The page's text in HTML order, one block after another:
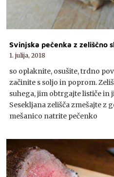
Svinjska pečenka z zeliščno
1. julija, 2018
so oplaknite, osušite, trdno
začinite s soljo in poprom.
suhega, jim obtrgajte lističe in
Sesekljana zelišča zmešajte z
mešanico natrite pečenko